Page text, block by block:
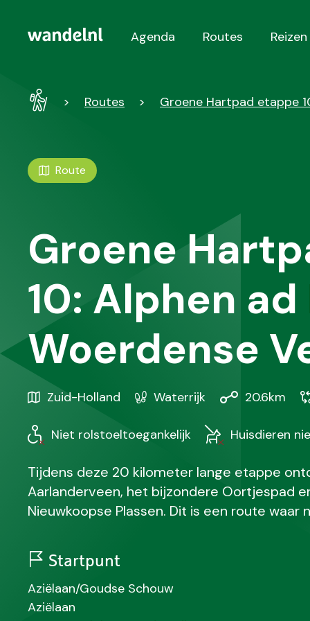
Hoofdnavigatie
Agenda Routes Reizen
WandelRoutes Groene Hartpad etappe
Route
Groene
10: Alphen ad
Woerdense
Gebied
Regio
Zuid-Holland Karakteristiek
Waterrijk Afstand20.6km
Niet rolstoeltoegankelijk Huisdieren
Tijdens deze 20 kilometer lange etappe
Aarlanderveen, het bijzondere Oortjespad
Nieuwkoopse Plassen. Dit is een route
Startpunt
N
a
Aziëlaan/Goudse Schouw
S
Aziëlaan